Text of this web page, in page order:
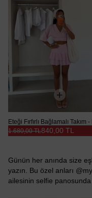
840,00 TL
1.680,00 TL
Günün her anında size
yazın. Bu özel anları
ailesinin selfie panosunda